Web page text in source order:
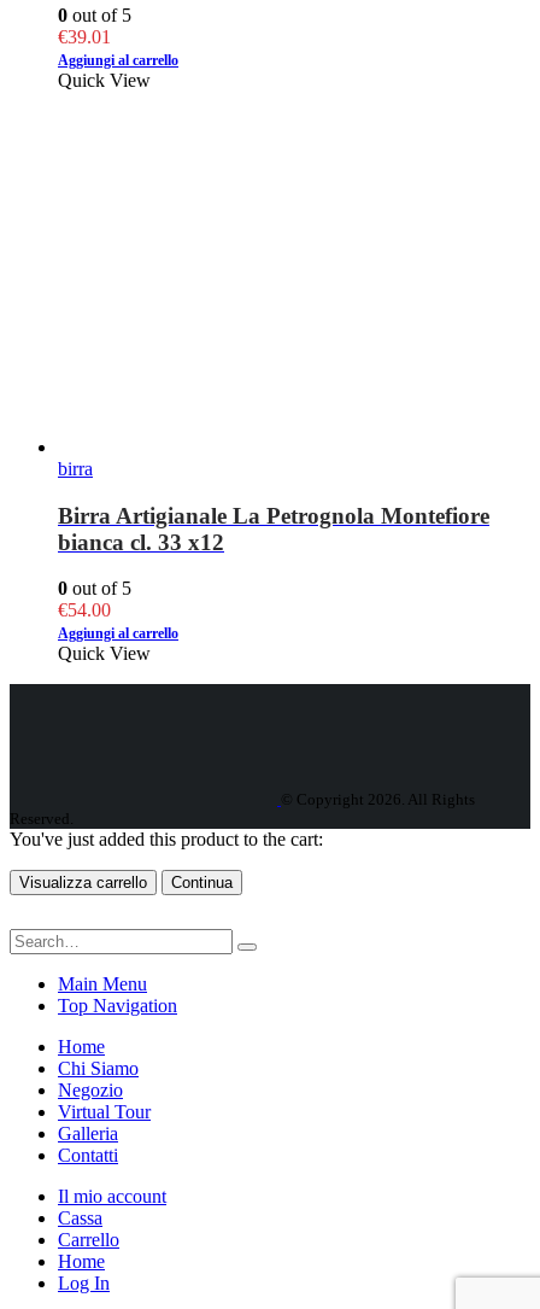
0 out of 5
€39.01
Aggiungi al carrello
Quick View
birra
Birra Artigianale La Petrognola Montefiore
bianca cl. 33 x12
0 out of 5
€54.00
Aggiungi al carrello
Quick View
© Copyright 2026. All Rights
Reserved.
You've just added this product to the cart:
Visualizza carrello Continua
Main Menu
Top Navigation
Home
Chi Siamo
Negozio
Virtual Tour
Galleria
Contatti
Il mio account
Cassa
Carrello
Home
Log In